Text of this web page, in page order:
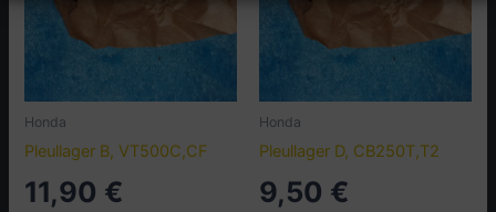
Honda
Pleullager B, VT500C,CF
11,90 €
Honda
Pleullager D, CB250T,T2
9,50 €